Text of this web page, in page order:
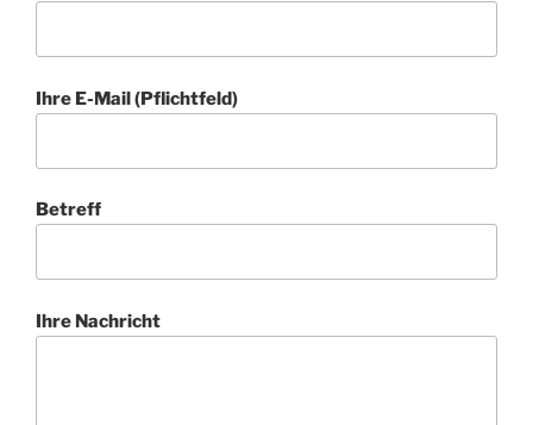
Ihre E-Mail (Pflichtfeld)
Betreff
Ihre Nachricht